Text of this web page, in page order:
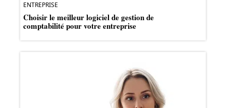
ENTREPRISE
Choisir le meilleur logiciel de gestion de
comptabilité pour votre entreprise